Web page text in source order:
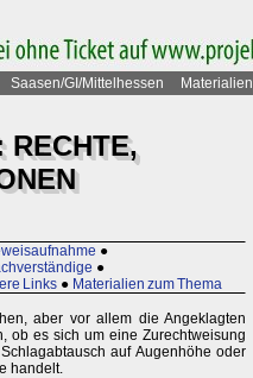
Saasen/GI/Mittelhessen Materialien
RECHTE,
●
●
Links ● Materialien zum Thema
aber vor allem die Angeklagten
ob es sich um eine Zurechtweisung
auf Augenhöhe oder
handelt.